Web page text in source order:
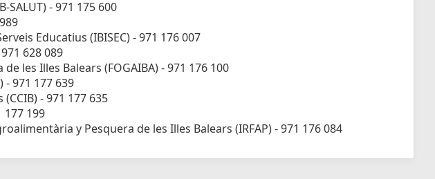
SALUT) - 971 175 600
Educatius (IBISEC) - 971 176 007
628 089
les Illes Balears (FOGAIBA) - 971 176 100
971 177 639
- 971 177 635
177 199
y Pesquera de les Illes Balears (IRFAP) - 971 176 084